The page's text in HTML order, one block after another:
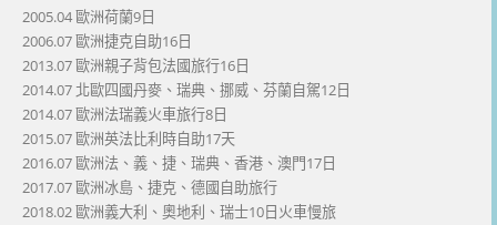
2005.04 歐洲荷蘭9日
2006.07 歐洲捷克自助16日
2013.07 歐洲親子背包法國旅行16日
2014.07 北歐四國丹麥、瑞典、挪威、芬蘭自駕12日
2014.07 歐洲法瑞義火車旅行8日
2015.07 歐洲英法比利時自助17天
2016.07 歐洲法、義、捷、瑞典、香港、澳門17日
2017.07 歐洲冰島、捷克、德國自助旅行
2018.02 歐洲義大利、奧地利、瑞士10日火車慢旅